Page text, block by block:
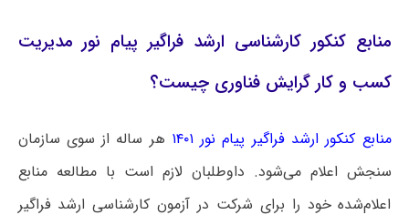
منابع کنکور کارشناسی ارشد فراگیر پیام نور مدیریت
کسب و کار گرایش فناوری چیست؟
منابع کنکور ارشد فراگیر پیام نور ۱۴۰۱
هر ساله از سوی سازمان
سنجش اعلام می‌شود. داوطلبان لازم است با مطالعه منابع
اعلام‌شده خود را برای شرکت در آزمون کارشناسی ارشد فراگیر